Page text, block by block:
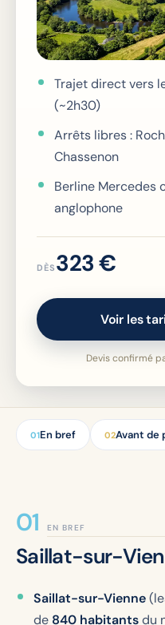
Trajet direct vers
(~2h30)
Arrêts libres :
Chassenon
Berline Mercedes
anglophone
DÈS 323 €
Voir les
Devis confirmé
01En bref 02Avant de
EN BREF
Saillat-sur-
Saillat-sur-Vienne
de 840 habitantsdu